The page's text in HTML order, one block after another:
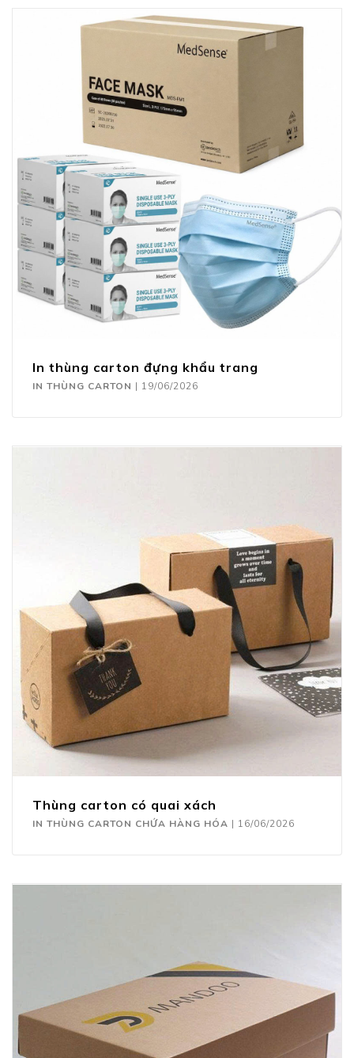
In thùng carton đựng khẩu trang
IN THÙNG CARTON | 19/06/2026
Thùng carton có quai xách
IN THÙNG CARTON CHỨA HÀNG HÓA | 16/06/2026